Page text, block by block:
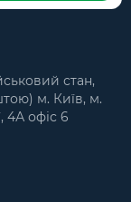
стан,
м. Київ, м.
4А офіс 6